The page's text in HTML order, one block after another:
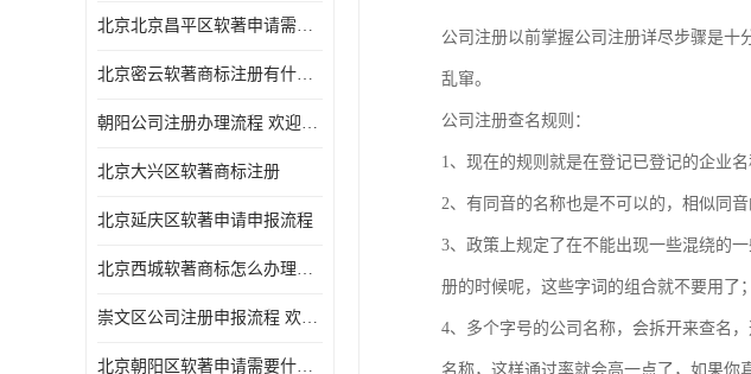
北京北京昌平区软著申请需要什么条件 软件著作权 欢迎电话咨询
北京密云软著商标注册有什么要求 软件著作权 欢迎电话咨询
朝阳公司注册办理流程 欢迎电话咨询
北京大兴区软著商标注册
北京延庆区软著申请申报流程
北京西城软著商标怎么办理流程 欢迎电话咨询
崇文区公司注册申报流程 欢迎电话咨询
北京朝阳区软著申请需要什么条件 欢迎电话咨询
公司注册以前掌握公司注册详尽步骤是十
乱窜。
公司注册查名规则：
1、现在的规则就是在登记已登记的企业
2、有同音的名称也是不可以的，相似同
3、政策上规定了在不能出现一些混绕的
册的时候呢，这些字词的组合就不要用了；
4、多个字号的公司名称，会拆开来查名
名称，这样通过率就会高一点了，如果你